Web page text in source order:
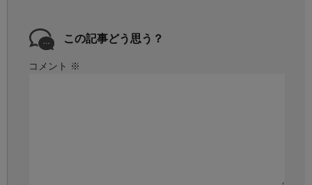
この記事どう思う？
コメント ※